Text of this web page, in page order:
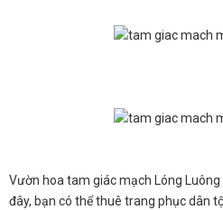
Vườn hoa tam giác mạch Lóng
đây, bạn có thể thuê trang phục dân